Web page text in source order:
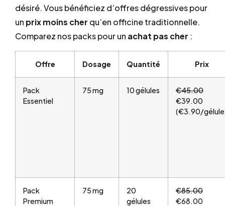
désiré. Vous bénéficiez d’offres dégressives pour
un prixmoins cher qu’en officine traditionnelle.
Comparez nos packs pour un achat pas cher :
Offre Dosage Quantité Prix
Pack
Essentiel
75 mg 10 gélules
€45.00
€39.00
(€3.90/
Pack
Premium
75 mg
20
gélules
€85.00
€68.00